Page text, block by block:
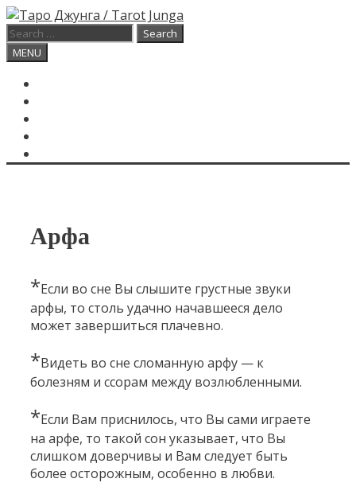
Skip
to
content
Search
for:
Search
MENU
Арфа
*Если во сне Вы слышите грустные звуки
арфы, то столь удачно начавшееся дело
может завершиться плачевно.
*Видеть во сне сломанную арфу — к
болезням и ссорам между возлюбленными.
*Если Вам приснилось, что Вы сами играете
на арфе, то такой сон указывает, что Вы
слишком доверчивы и Вам следует быть
более осторожным, особенно в любви.